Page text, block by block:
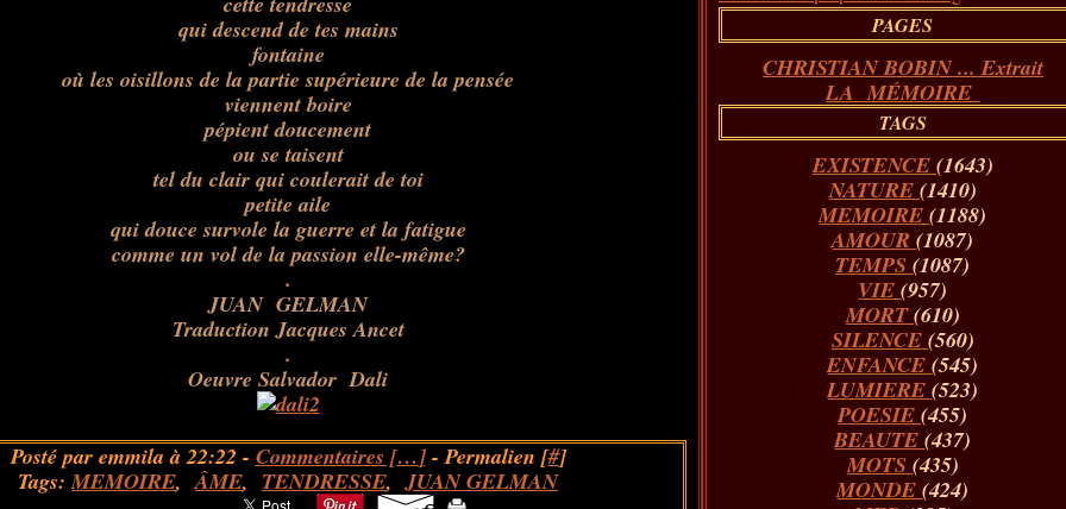
qui descend de tes mains
fontaine
où les oisillons de la partie supérieure de la pensée
viennent boire
pépient doucement
ou se taisent
tel du clair qui coulerait de toi
petite aile
qui douce survole la guerre et la fatigue
comme un vol de la passion elle-même?
.
JUAN GELMAN
Traduction Jacques Ancet
.
Oeuvre Salvador Dali
Posté par emmila à 22:22 - Commentaires […]- Permalien [#]
Tags:MEMOIRE,ÂME, TENDRESSE,JUAN GELMAN
PAGES
CHRISTIAN BOBIN ... Extrait
LA MÉMOIRE
TAGS
EXISTENCE (1643)
NATURE (1410)
MEMOIRE(1188)
AMOUR(1087)
TEMPS(1087)
VIE(957)
MORT(610)
SILENCE (560)
ENFANCE(545)
LUMIERE(523)
POESIE(455)
BEAUTE(437)
MOTS (435)
MONDE(424)